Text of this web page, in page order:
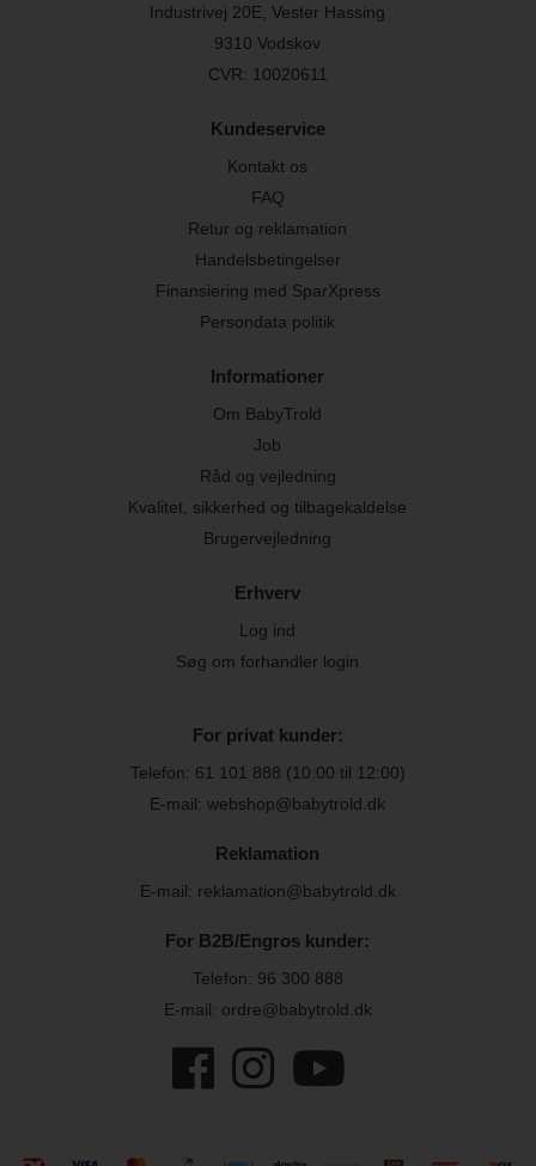
Industrivej 20E, Vester Hassing
9310 Vodskov
CVR: 10020611
Kundeservice
Kontakt os
FAQ
Retur og reklamation
Handelsbetingelser
Finansiering med SparXpress
Persondata politik
Informationer
Om BabyTrold
Job
Råd og vejledning
Kvalitet, sikkerhed og tilbagekaldelse
Brugervejledning
Erhverv
Log ind
Søg om forhandler login
For privat kunder:
Telefon: 61 101 888 (10:00 til 12:00)
E-mail: webshop@babytrold.dk
Reklamation
E-mail: reklamation@babytrold.dk
For B2B/Engros kunder:
Telefon: 96 300 888
E-mail: ordre@babytrold.dk